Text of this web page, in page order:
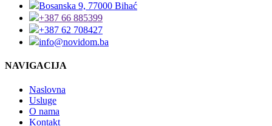
Bosanska 9, 77000 Bihać
+387 66 885399
+387 62 708427
info@novidom.ba
NAVIGACIJA
Naslovna
Usluge
O nama
Kontakt